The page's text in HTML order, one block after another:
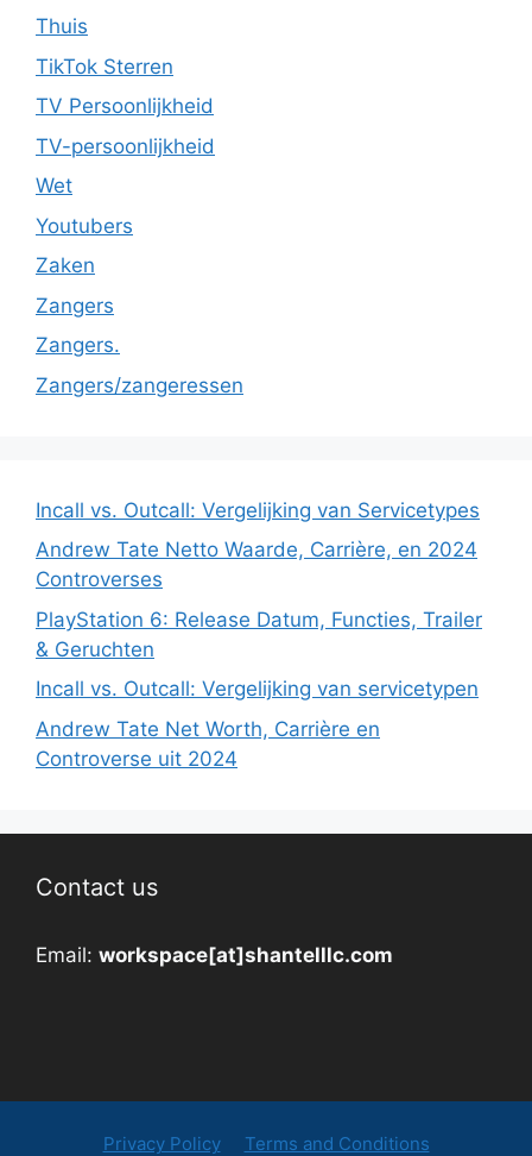
Thuis
TikTok Sterren
TV Persoonlijkheid
TV-persoonlijkheid
Wet
Youtubers
Zaken
Zangers
Zangers.
Zangers/zangeressen
Incall vs. Outcall: Vergelijking van Servicetypes
Andrew Tate Netto Waarde, Carrière, en 2024
Controverses
PlayStation 6: Release Datum, Functies, Trailer
& Geruchten
Incall vs. Outcall: Vergelijking van servicetypen
Andrew Tate Net Worth, Carrière en
Controverse uit 2024
Contact us
Email: workspace[at]shantelllc.com
Privacy Policy Terms and Conditions